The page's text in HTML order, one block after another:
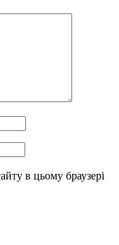
в цьому браузері